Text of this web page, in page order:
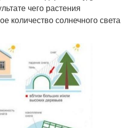
чего растения
количество солнечного света